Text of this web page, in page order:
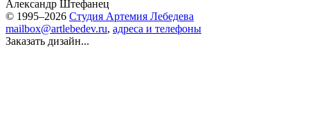
Александр Штефанец
© 1995–2026 Студия Артемия Лебедева
mailbox@artlebedev.ru, адреса и телефоны
Заказать дизайн...